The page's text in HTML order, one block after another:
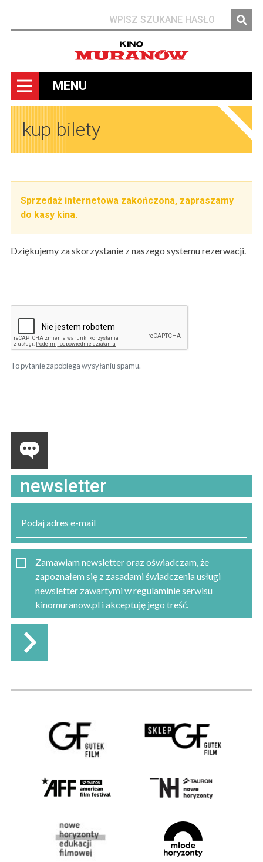
MENU
kup bilety
Sprzedaż internetowa zakończona, zapraszamy
do kasy kina.
Dziękujemy za skorzystanie z naszego systemu rezerwacji.
To pytanie zapobiega wysyłaniu spamu.
newsletter
Zamawiam newsletter oraz oświadczam, że
zapoznałem się z zasadami świadczenia usługi
newsletter zawartymi wregulaminie serwisu
kinomuranow.pl i akceptuję jego treść.